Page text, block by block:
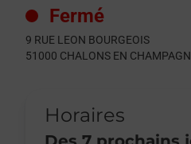
Fermé
9 RUE LEON BOURGEOIS
51000 CHALONS EN
Horaires